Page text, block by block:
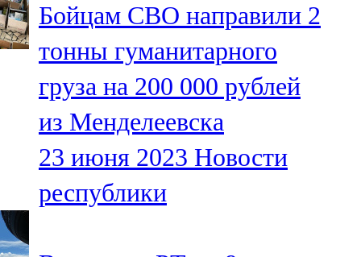
Яңа чишмә
107,0 FM
Яр Чаллы
105,5 FM
Бойцам СВО направили 2
тонны гуманитарного
груза на 200 000 рублей
из Менделеевска
23 июня 2023 Новости
республики